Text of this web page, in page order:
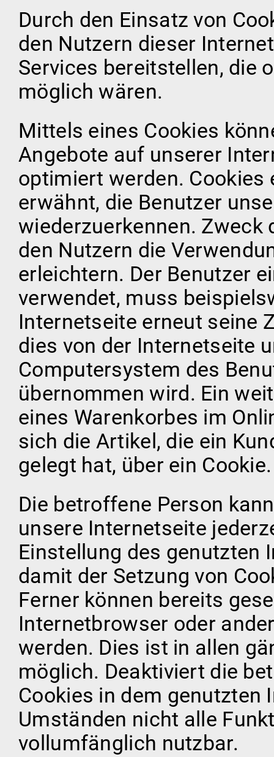
Durch den Einsatz von
den Nutzern dieser
Services bereitstellen, die
möglich wären.
Mittels eines Cookies
Angebote auf unserer
optimiert werden.
erwähnt, die Benutzer
wiederzuerkennen. Zweck
den Nutzern die
erleichtern. Der Benutzer
verwendet, muss
Internetseite erneut seine
dies von der Internetseite
Computersystem des
übernommen wird. Ein
eines Warenkorbes im
sich die Artikel, die ein
gelegt hat, über ein Cookie.
Die betroffene Person
unsere Internetseite
Einstellung des genutzten
damit der Setzung von
Ferner können bereits
Internetbrowser oder
werden. Dies ist in allen
möglich. Deaktiviert die
Cookies in dem genutzten
Umständen nicht alle
vollumfänglich nutzbar.